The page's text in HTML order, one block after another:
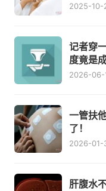
2025-10-
记者穿
度竟是
2026-06-
一管扶
了！
2026-01-
肝腹水